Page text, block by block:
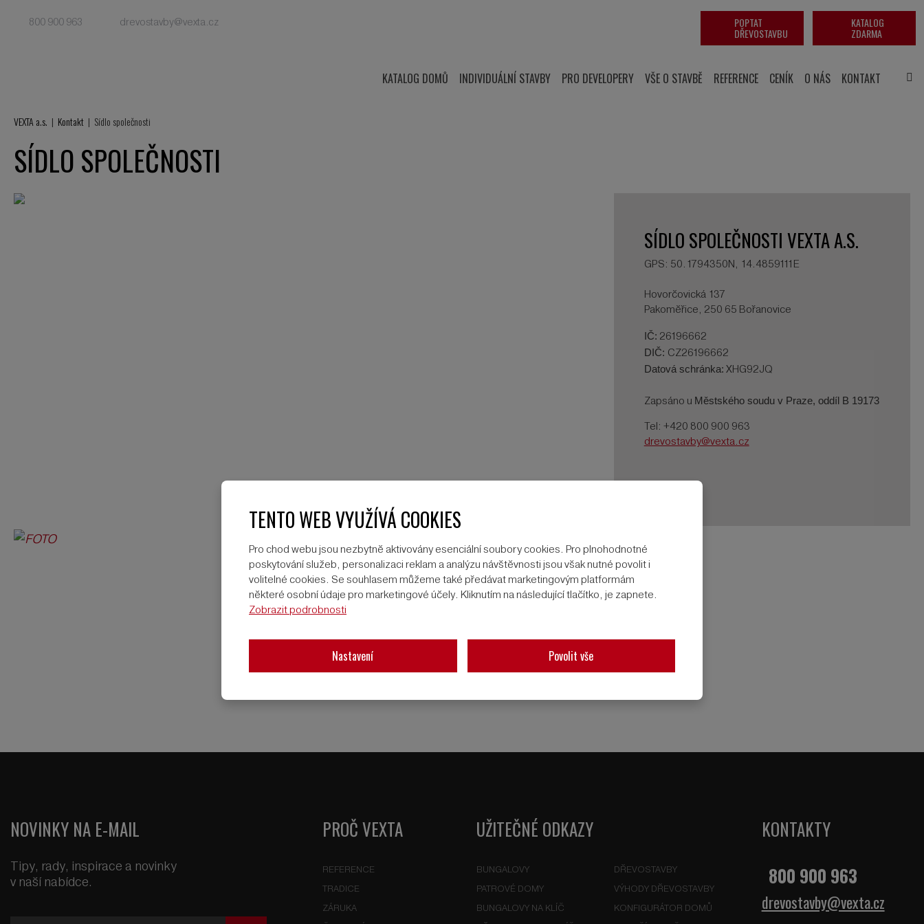
800 900 963 drevostavby@vexta.cz
KATALOG DOMŮ INDIVIDUÁLNÍ STAVBY PRO DEVELOPERY VŠE O STAVBĚ REFERENCE CENÍK O NÁS KONTAKT
POPTAT
DŘEVOSTAVBU
KATALOG
ZDARMA
VEXTA a.s. Kontakt Sídlo společnosti
SÍDLO SPOLEČNOSTI
SÍDLO SPOLEČNOSTI VEXTA A.S.
GPS: 50.1794350N, 14.4859111E
Hovorčovická 137
Pakoměřice, 250 65 Bořanovice
IČ: 26196662
DIČ: CZ26196662
Datová schránka: XHG92JQ
Zapsáno u Městského soudu v Praze, oddíl B 19173
Tel: +420 800 900 963
drevostavby@vexta.cz
NOVINKY NA E-MAIL
Tipy, rady, inspirace a novinky
v naší nabídce.
PROČ VEXTA
REFERENCE
TRADICE
ZÁRUKA
UŽITEČNÉ ODKAZY
BUNGALOVY
PATROVÉ DOMY
BUNGALOVY NA KLÍČ
DŘEVOSTAVBY
VÝHODY DŘEVOSTAVBY
KONFIGURÁTOR DOMŮ
KONTAKTY
800 900 963
drevostavby@vexta.cz
TENTO WEB VYUŽÍVÁ COOKIES
Pro chod webu jsou nezbytně aktivovány esenciální soubory cookies. Pro plnohodnotné
poskytování služeb, personalizaci reklam a analýzu návštěvnosti jsou však nutné povolit i
volitelné cookies. Se souhlasem můžeme také předávat marketingovým platformám
některé osobní údaje pro marketingové účely. Kliknutím na následující tlačítko, je zapnete.
Zobrazit podrobnosti
Nastavení Povolit vše